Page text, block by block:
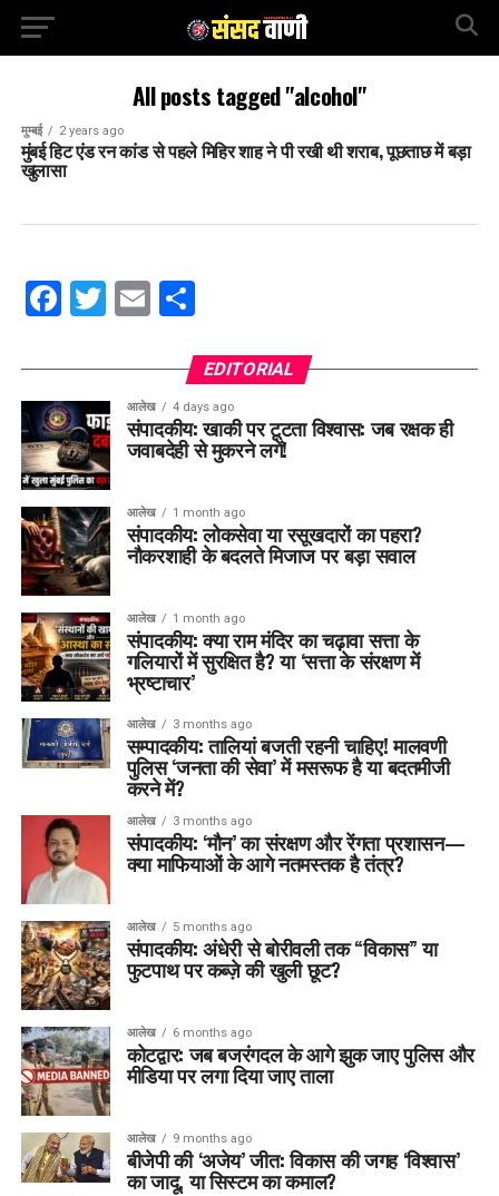
All posts tagged "alcohol"
मुम्बई 2 years ago
मुंबई हिट एंड रन कांड से पहले मिहिर शाह ने पी रखी थी शराब, पूछताछ में बड़ा
खुलासा
Facebook
Twitter
EmailShare
EDITORIAL
आलेख 4 days ago
संपादकीय: खाकी पर टूटता विश्वास: जब रक्षक ही
जवाबदेही से मुकरने लगें!
आलेख 1 month ago
संपादकीय: लोकसेवा या रसूखदारों का पहरा?
नौकरशाही के बदलते मिजाज पर बड़ा सवाल
आलेख 1 month ago
संपादकीय: क्या राम मंदिर का चढ़ावा सत्ता के
गलियारों में सुरक्षित है? या ‘सत्ता के संरक्षण में
भ्रष्टाचार’
आलेख 3 months ago
सम्पादकीय: तालियां बजती रहनी चाहिए! मालवणी
पुलिस ‘जनता की सेवा’ में मसरूफ है या बदतमीजी
करने में?
आलेख 3 months ago
संपादकीय: ‘मौन’ का संरक्षण और रेंगता प्रशासन—
क्या माफियाओं के आगे नतमस्तक है तंत्र?
आलेख 5 months ago
संपादकीय: अंधेरी से बोरीवली तक “विकास” या
फुटपाथ पर कब्ज़े की खुली छूट?
आलेख 6 months ago
कोटद्वार: जब बजरंगदल के आगे झुक जाए पुलिस और
मीडिया पर लगा दिया जाए ताला
आलेख 9 months ago
बीजेपी की ‘अजेय’ जीत: विकास की जगह ‘विश्वास’
का जादू, या सिस्टम का कमाल?